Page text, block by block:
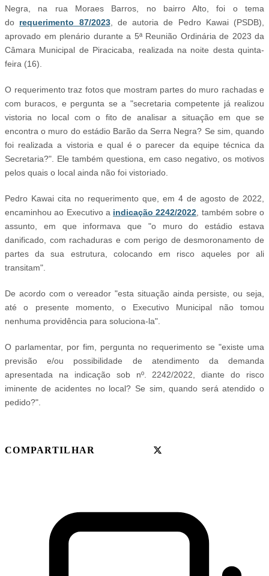
Negra, na rua Moraes Barros, no bairro Alto, foi o tema
do requerimento 87/2023, de autoria de Pedro Kawai (PSDB),
aprovado em plenário durante a 5ª Reunião Ordinária de 2023 da
Câmara Municipal de Piracicaba, realizada na noite desta quinta-
feira (16).
O requerimento traz fotos que mostram partes do muro rachadas e
com buracos, e pergunta se a "secretaria competente já realizou
vistoria no local com o fito de analisar a situação em que se
encontra o muro do estádio Barão da Serra Negra? Se sim, quando
foi realizada a vistoria e qual é o parecer da equipe técnica da
Secretaria?". Ele também questiona, em caso negativo, os motivos
pelos quais o local ainda não foi vistoriado.
Pedro Kawai cita no requerimento que, em 4 de agosto de 2022,
encaminhou ao Executivo a indicação 2242/2022 , também sobre o
assunto, em que informava que "o muro do estádio estava
danificado, com rachaduras e com perigo de desmoronamento de
partes da sua estrutura, colocando em risco aqueles por ali
transitam".
De acordo com o vereador "esta situação ainda persiste, ou seja,
até o presente momento, o Executivo Municipal não tomou
nenhuma providência para soluciona-la".
O parlamentar, por fim, pergunta no requerimento se "existe uma
previsão e/ou possibilidade de atendimento da demanda
apresentada na indicação sob nº. 2242/2022, diante do risco
iminente de acidentes no local? Se sim, quando será atendido o
pedido?".
COMPARTILHAR